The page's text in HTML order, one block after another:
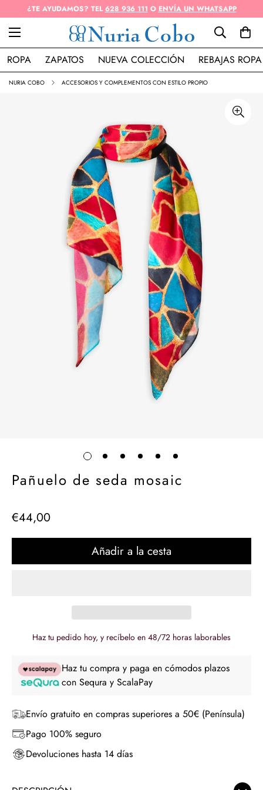
¿TE AYUDAMOS? TEL628 936 111 O ENVÍA UN WHATSAPP
ROPA ZAPATOS NUEVA COLECCIÓN REBAJAS ROPA
NURIA COBO ACCESORIOS Y COMPLEMENTOS CON ESTILO PROPIO
Pañuelo de seda mosaic
Precio
€44,00
Añadir a la cesta
Haz tu pedido hoy, y recíbelo en 48/72 horas laborables
Haz tu compra y paga en cómodos plazos
con Sequra y ScalaPay
Envío gratuito en compras superiores a 50€ (Península)
Pago 100% seguro
Devoluciones hasta 14 días